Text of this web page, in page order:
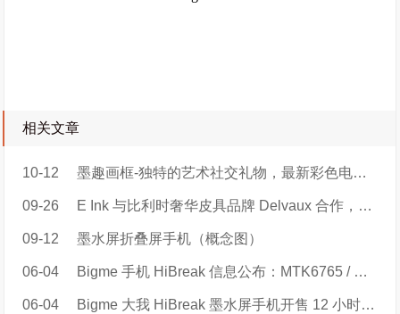
相关文章
10-12 墨趣画框-独特的艺术社交礼物，最新彩色电子纸智能画框
09-26 E Ink 与比利时奢华皮具品牌 Delvaux 合作，推出巴黎时装周限量手袋
09-12 墨水屏折叠屏手机（概念图）
06-04 Bigme 手机 HiBreak 信息公布：MTK6765 / 天玑 900，219 美元起
06-04 Bigme 大我 HiBreak 墨水屏手机开售 12 小时总销量超 880 单